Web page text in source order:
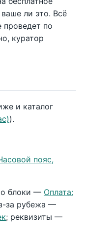
ли это. Всё
проведет по
куратор
и каталог
).
пояс,
блоки — Оплата:
за рубежа —
; реквизиты —